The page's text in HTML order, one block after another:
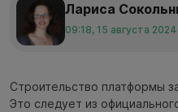
Лариса
09:18, 15 августа 2024
Строительство платформы
Это следует из